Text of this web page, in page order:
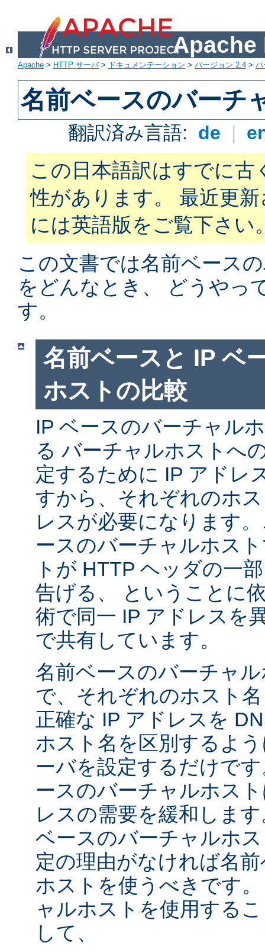
Apache
Apache > HTTP サーバ> ドキュメンテーション > バージョン 2.4 > バ
名前ベースのバーチ
翻訳済み言語: de |
この日本語訳はすでに古
性があります。 最近更
には英語版をご覧下さい
この文書では名前ベース
をどんなとき、 どうやっ
す。
名前ベースと IP ベ
ホストの比較
IP ベースのバーチャル
る バーチャルホストへ
定するために IP アドレ
すから、それぞれのホ
レスが必要になります
ースのバーチャルホス
トが HTTP ヘッダの一
告げる、 ということに
術で同一 IP アドレスを
で共有しています。
名前ベースのバーチャ
で、それぞれのホスト
正確な IP アドレスを
ホスト名を区別するよ
ーバを設定するだけで
ースのバーチャルホス
レスの需要を緩和しま
ベースのバーチャルホ
定の理由がなければ名
ホストを使うべきです
ャルホストを使用する
して、